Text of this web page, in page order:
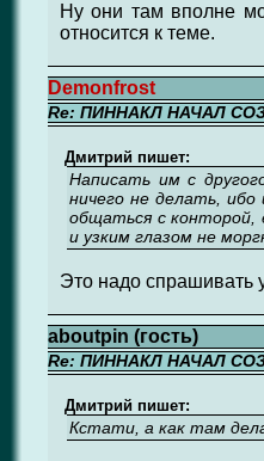
Ну они там вполне
относится к теме.
Demonfrost
Re: ПИННАКЛ НАЧАЛ
Дмитрий пишет:
Написать им с
ничего не делать,
общаться с конторой,
и узким глазом не
Это надо спрашивать
aboutpin (гость)
Re: ПИННАКЛ НАЧАЛ
Дмитрий пишет:
Кстати, а как там